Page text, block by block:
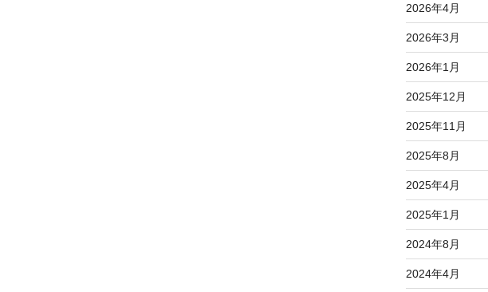
2026年4月
2026年3月
2026年1月
2025年12月
2025年11月
2025年8月
2025年4月
2025年1月
2024年8月
2024年4月